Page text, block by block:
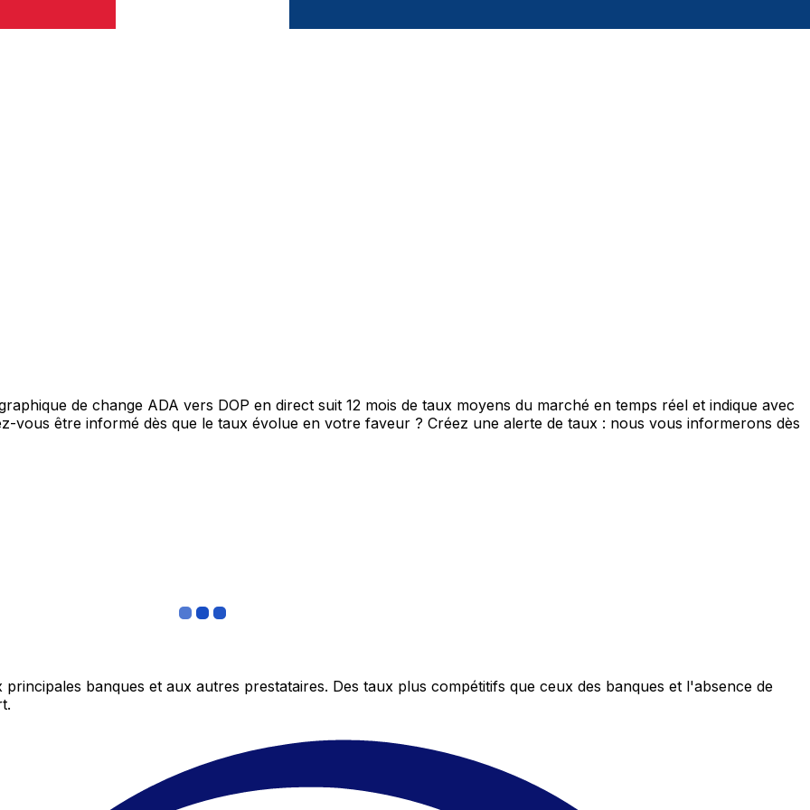
de change ADA vers DOP en direct suit 12 mois de taux moyens du marché en temps réel et indique avec
vous être informé dès que le taux évolue en votre faveur ? Créez une alerte de taux : nous vous informerons dès
banques et aux autres prestataires. Des taux plus compétitifs que ceux des banques et l'absence de